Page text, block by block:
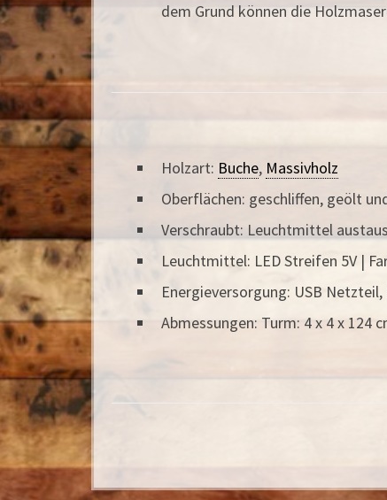
dem Grund können die
Holzart: Buche, Massivholz
Oberflächen: geschliffen, geölt
Verschraubt: Leuchtmittel
Leuchtmittel: LED Streifen 5V |
Energieversorgung: USB
Abmessungen: Turm: 4 x 4 x 124